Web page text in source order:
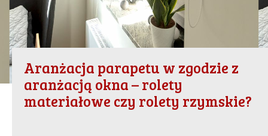
Aranżacja parapetu w zgodzie z
aranżacją okna – rolety
materiałowe czy rolety rzymskie?